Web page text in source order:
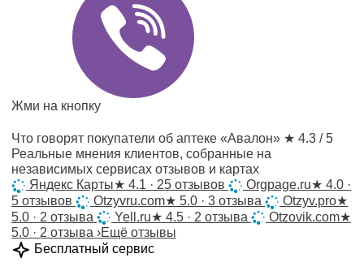
Жми на кнопку
Что говорят покупатели об аптеке «Авалон» ★ 4.3 / 5
Реальные мнения клиентов, собранные на
независимых сервисах отзывов и картах
Яндекс Карты★ 4.1 · 25 отзывов Orgpage.ru★ 4.0 ·
5 отзывов
Otzyvru.com★ 5.0 · 3 отзыва Otzyv.pro★
5.0 · 2 отзыва
Yell.ru★ 4.5 · 2 отзыва Otzovik.com★
5.0 · 2 отзыва ›Ещё отзывы
Бесплатный сервис